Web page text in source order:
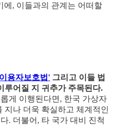
에, 이들과의 관계는 어떠할
용자보호법' 그리고 이들 법
루어질 지 귀추가 주목된다.
게 이행된다면, 한국 가상자
지나 더욱 확실하고 체계적인
. 더불어, 타 국가 대비 진척